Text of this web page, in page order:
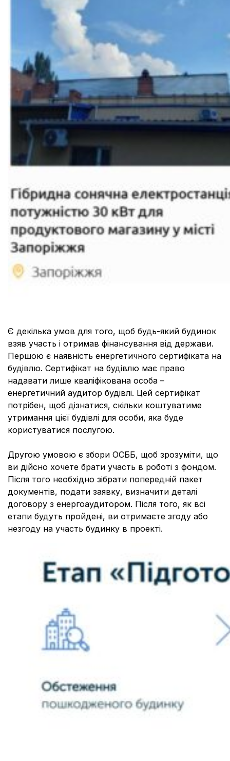
Є декілька умов для того, щоб будь-який будинок
взяв участь і отримав фінансування від держави.
Першою є наявність енергетичного сертифіката на
будівлю. Сертифікат на будівлю має право
надавати лише кваліфікована особа –
енергетичний аудитор будівлі. Цей сертифікат
потрібен, щоб дізнатися, скільки коштуватиме
утримання цієї будівлі для особи, яка буде
користуватися послугою.
Другою умовою є збори ОСББ, щоб зрозуміти, що
ви дійсно хочете брати участь в роботі з фондом.
Після того необхідно зібрати попередній пакет
документів, подати заявку, визначити деталі
договору з енергоаудитором. Після того, як всі
етапи будуть пройдені, ви отримаєте згоду або
незгоду на участь будинку в проекті.